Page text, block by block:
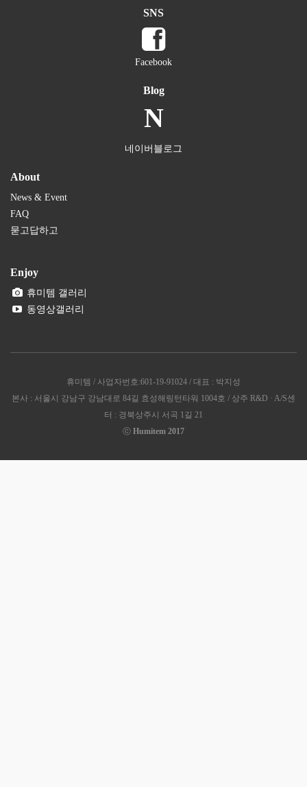
SNS
Facebook
Blog
N
네이버블로그
About
News & Event
FAQ
묻고답하고
Enjoy
휴미템 갤러리
동영상갤러리
휴미템 / 사업자번호:601-19-91024 / 대표 : 박지성
본사 : 서울시 강남구 강남대로 84길 효성해링턴타워 1004호 / 상주 R&D · A/S센
터 : 경북상주시 서곡 1길 21
ⓒ Humitem 2017